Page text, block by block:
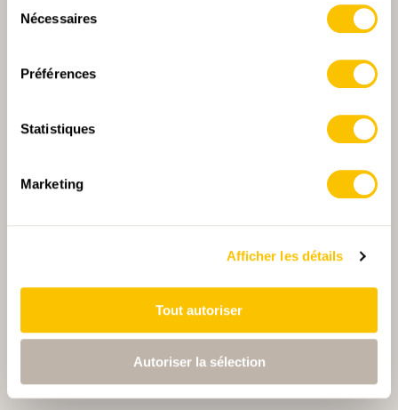
Nécessaires
Préférences
Statistiques
Marketing
Afficher les détails
Tout autoriser
Autoriser la sélection
PARTENAIRE PRINCIPALE ET PARTENAIRE DE TRANSPORT
Suisse Rando